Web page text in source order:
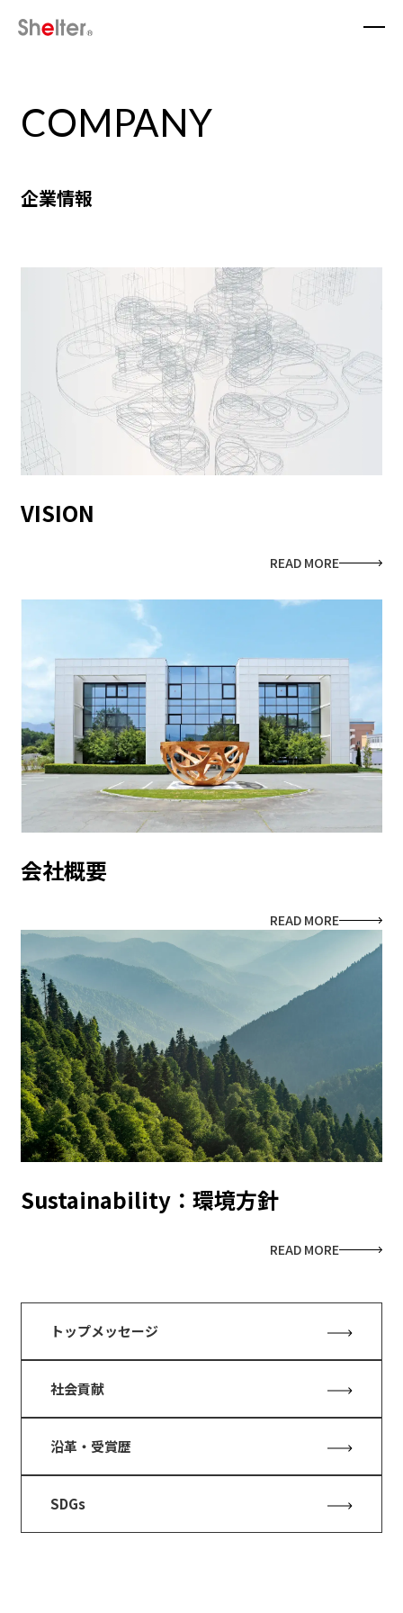
COMPANY
企業情報
VISION
READ MORE
会社概要
READ MORE
Sustainability：環境方針
READ MORE
トップメッセージ
社会貢献
沿革・受賞歴
SDGs